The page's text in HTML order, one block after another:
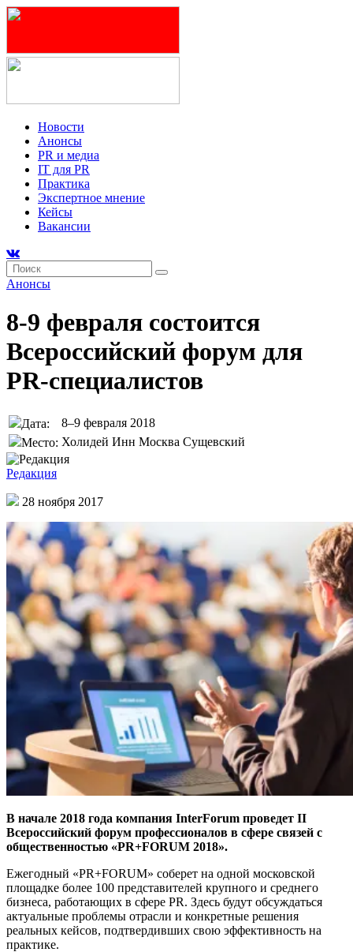
Новости
Анонсы
PR и медиа
IT для PR
Практика
Экспертное мнение
Кейсы
Вакансии
Анонсы
8-9 февраля состоится
Всероссийский форум для
PR-специалистов
Дата:
8–9 февраля 2018
Место: Холидей Инн Москва Сущевский
Редакция
28 ноября 2017
В начале 2018 года компания InterForum проведет II
Всероссийский форум профессионалов в сфере связей с
общественностью «PR+FORUM 2018».
Ежегодный «PR+FORUM» соберет на одной московской
площадке более 100 представителей крупного и среднего
бизнеса, работающих в сфере PR. Здесь будут обсуждаться
актуальные проблемы отрасли и конкретные решения
реальных кейсов, подтвердивших свою эффективность на
практике.